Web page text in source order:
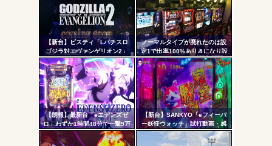
【新台】ビスティ「Lパチスロ
ゴジラ対エヴァンゲリオン2」
PV第一弾公開！Gの衝撃再
来！！！
ノーマルタイプが廃れたのは設
定1で出率100%ありきになり設
定1放置がデフォになったから
【朗報】最新台「eエデンズゼ
ロ」わずか1時間48分で一撃9万
5000発コンプリートを達成して
しまうｗ 究極LT期待出玉2万発
【新台】SANKYO「eフィーバ
ー妖怪ウォッチ」試打動画・感
想まとめ！流石にこれは覇権だ
ろ！SSS評価